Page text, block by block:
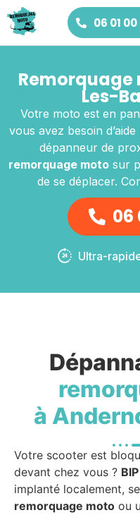
06 01
Les-
Votre moto est en
vous avez besoin
dépanneur de
remorquage motosur
de se déplacer.
06
Ultra-
à
Votre scooter est
devant chez vous ?
implanté localement,
remorquage moto ou